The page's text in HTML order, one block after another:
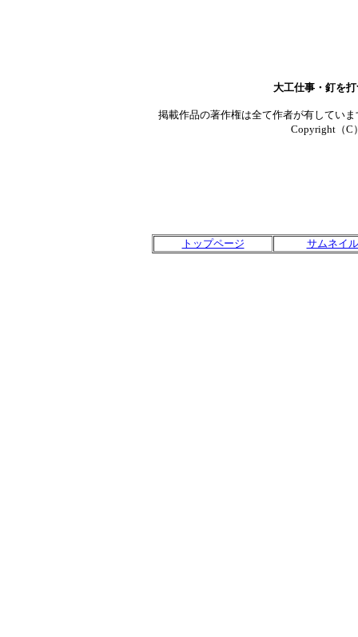
大工仕事・釘を
掲載作品の著作権は全て作者が有してい
Copyright（C
トップページ サムネイル